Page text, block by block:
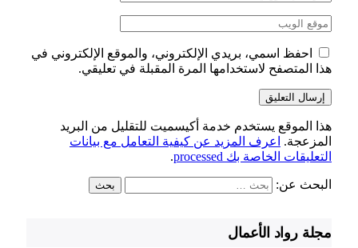
احفظ اسمي، بريدي الإلكتروني، والموقع الإلكتروني في
هذا المتصفح لاستخدامها المرة المقبلة في تعليقي.
هذا الموقع يستخدم خدمة أكيسميت للتقليل من البريد
المزعجة.
اعرف المزيد عن كيفية التعامل مع بيانات
التعليقات الخاصة بك processed
.
البحث عن:
مجلة رواد الأعمال